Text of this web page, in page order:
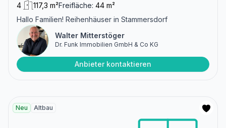
4 117,3 m²Freifläche: 44 m²
Hallo Familien! Reihenhäuser in Stammersdorf
Walter Mitterstöger
Dr. Funk Immobilien GmbH & Co KG
Anbieter kontaktieren
Neu Altbau